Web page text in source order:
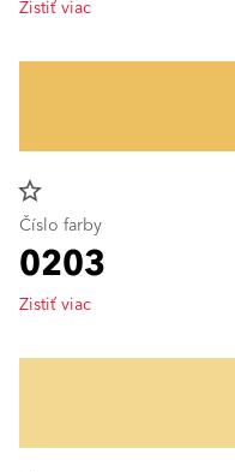
Zistiť viac
star_border
Číslo farby
0203
Zistiť viac